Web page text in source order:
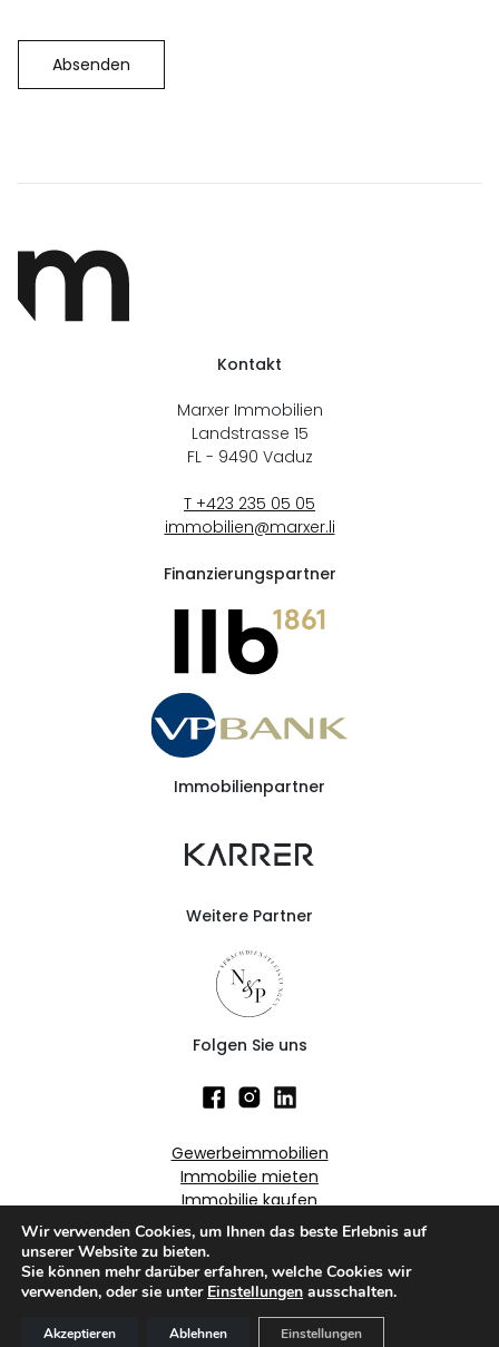
*
Absenden
Kontakt
Marxer Immobilien
Landstrasse 15
FL - 9490 Vaduz
T +423 235 05 05
immobilien@marxer.li
Finanzierungspartner
Immobilienpartner
Weitere Partner
Folgen Sie uns
Gewerbeimmobilien
Immobilie mieten
Immobilie kaufen
casasoft.ch© All rights reserved.
Impressum
Datenschutz
Grounding Page
Wir verwenden Cookies, um Ihnen das beste Erlebnis auf
unserer Website zu bieten.
Sie können mehr darüber erfahren, welche Cookies wir
verwenden, oder sie unter Einstellungen ausschalten.
Akzeptieren Ablehnen Einstellungen